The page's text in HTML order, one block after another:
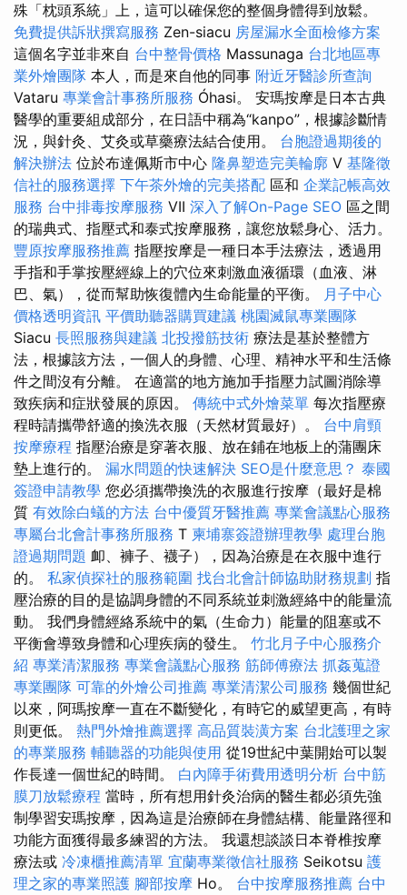
殊「枕頭系統」上，這可以確保您的整個身體得到放鬆。
免費提供訴狀撰寫服務 Zen-siacu 房屋漏水全面檢修方案
這個名字並非來自 台中整骨價格 Massunaga 台北地區專
業外燴團隊 本人，而是來自他的同事 附近牙醫診所查詢
Vataru 專業會計事務所服務 Óhasi。 安瑪按摩是日本古典
醫學的重要組成部分，在日語中稱為“kanpo”，根據診斷情
況，與針灸、艾灸或草藥療法結合使用。 台胞證過期後的
解決辦法 位於布達佩斯市中心 隆鼻塑造完美輪廓 V 基隆徵
信社的服務選擇 下午茶外燴的完美搭配 區和 企業記帳高效
服務 台中排毒按摩服務 VII 深入了解On-Page SEO 區之間
的瑞典式、指壓式和泰式按摩服務，讓您放鬆身心、活力。
豐原按摩服務推薦 指壓按摩是一種日本手法療法，透過用
手指和手掌按壓經線上的穴位來刺激血液循環（血液、淋
巴、氣），從而幫助恢復體內生命能量的平衡。 月子中心
價格透明資訊 平價助聽器購買建議 桃園滅鼠專業團隊
Siacu 長照服務與建議 北投撥筋技術 療法是基於整體方
法，根據該方法，一個人的身體、心理、精神水平和生活條
件之間沒有分離。 在適當的地方施加手指壓力試圖消除導
致疾病和症狀發展的原因。 傳統中式外燴菜單 每次指壓療
程時請攜帶舒適的換洗衣服（天然材質最好）。 台中肩頸
按摩療程 指壓治療是穿著衣服、放在鋪在地板上的蒲團床
墊上進行的。 漏水問題的快速解決 SEO是什麼意思？ 泰國
簽證申請教學 您必須攜帶換洗的衣服進行按摩（最好是棉
質 有效除白蟻的方法 台中優質牙醫推薦 專業會議點心服務
專屬台北會計事務所服務 T 柬埔寨簽證辦理教學 處理台胞
證過期問題 卹、褲子、襪子），因為治療是在衣服中進行
的。 私家偵探社的服務範圍 找台北會計師協助財務規劃 指
壓治療的目的是協調身體的不同系統並刺激經絡中的能量流
動。 我們身體經絡系統中的氣（生命力）能量的阻塞或不
平衡會導致身體和心理疾病的發生。 竹北月子中心服務介
紹 專業清潔服務 專業會議點心服務 筋師傅療法 抓姦蒐證
專業團隊 可靠的外燴公司推薦 專業清潔公司服務 幾個世紀
以來，阿瑪按摩一直在不斷變化，有時它的威望更高，有時
則更低。 熱門外燴推薦選擇 高品質裝潢方案 台北護理之家
的專業服務 輔聽器的功能與使用 從19世紀中葉開始可以製
作長達一個世紀的時間。 白內障手術費用透明分析 台中筋
膜刀放鬆療程 當時，所有想用針灸治病的醫生都必須先強
制學習安瑪按摩，因為這是治療師在身體結構、能量路徑和
功能方面獲得最多練習的方法。 我還想談談日本脊椎按摩
療法或 冷凍櫃推薦清單 宜蘭專業徵信社服務 Seikotsu 護
理之家的專業照護 腳部按摩 Ho。 台中按摩服務推薦 台中